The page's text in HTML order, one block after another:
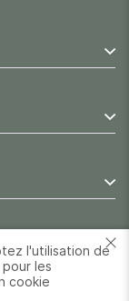
l'utilisation de
les
cookie